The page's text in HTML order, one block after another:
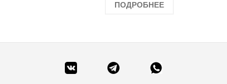
ПОДРОБНЕЕ